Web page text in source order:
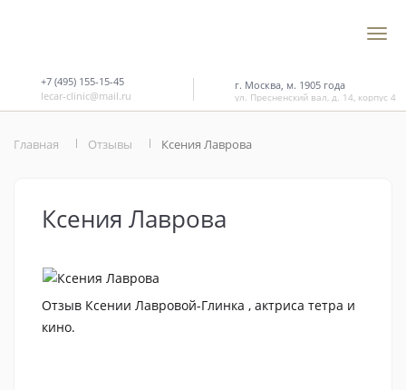
+7 (495) 155-15-45
lecar-clinic@mail.ru
г. Москва, м. 1905 года
ул. Пресненский вал, д. 14, корпус 4
Главная Отзывы Ксения Лаврова
Ксения Лаврова
Отзыв Ксении Лавровой-Глинка , актриса тетра и
кино.